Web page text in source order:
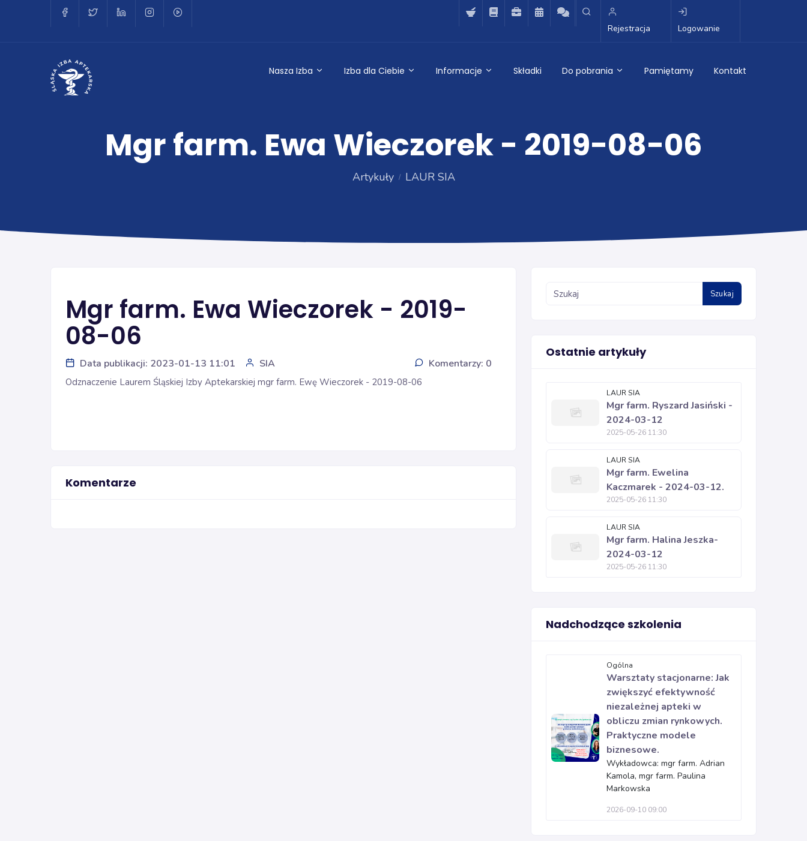
Rejestracja Logowanie
Nasza Izba Izba dla Ciebie Informacje Składki Do pobrania Pamiętamy Kontakt
Mgr farm. Ewa Wieczorek - 2019-08-06
Artykuły LAUR SIA
Mgr farm. Ewa Wieczorek - 2019-
08-06
Data publikacji: 2023-01-13 11:01 SIA Komentarzy: 0
Odznaczenie Laurem Śląskiej Izby Aptekarskiej mgr farm. Ewę Wieczorek - 2019-08-06
Komentarze
Szukaj
Ostatnie artykuły
LAUR SIA
Mgr farm. Ryszard Jasiński -
2024-03-12
2025-05-26 11:30
LAUR SIA
Mgr farm. Ewelina
Kaczmarek - 2024-03-12.
2025-05-26 11:30
LAUR SIA
Mgr farm. Halina Jeszka-
2024-03-12
2025-05-26 11:30
Nadchodzące szkolenia
Ogólna
Warsztaty stacjonarne: Jak
zwiększyć efektywność
niezależnej apteki w
obliczu zmian rynkowych.
Praktyczne modele
biznesowe.
Wykładowca: mgr farm. Adrian
Kamola, mgr farm. Paulina
Markowska
2026-09-10 09:00